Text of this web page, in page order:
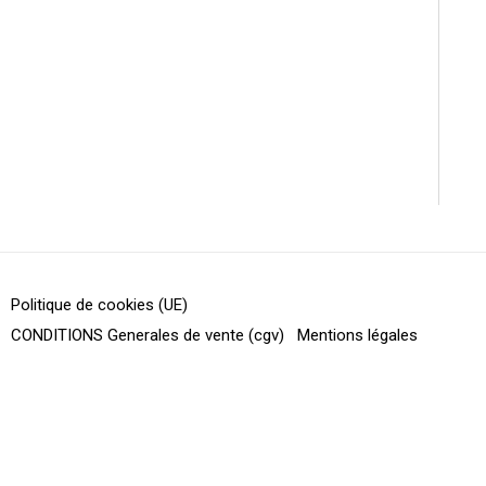
Politique de cookies (UE)
CONDITIONS Generales de vente (cgv)
Mentions légales